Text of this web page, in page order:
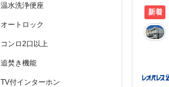
温水洗浄便座
オートロック
コンロ2口以上
追焚き機能
TV付インターホン
新着